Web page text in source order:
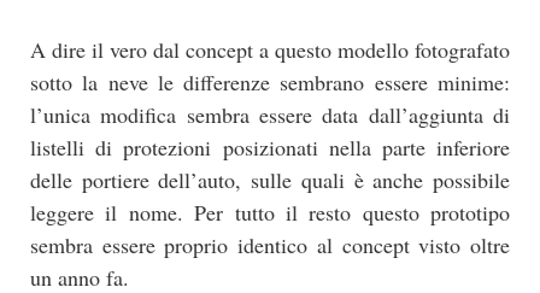
A dire il vero dal concept a questo modello fotografato
sotto la neve le differenze sembrano essere minime:
l’unica modifica sembra essere data dall’aggiunta di
listelli di protezioni posizionati nella parte inferiore
delle portiere dell’auto, sulle quali è anche possibile
leggere il nome. Per tutto il resto questo prototipo
sembra essere proprio identico al concept visto oltre
un anno fa.